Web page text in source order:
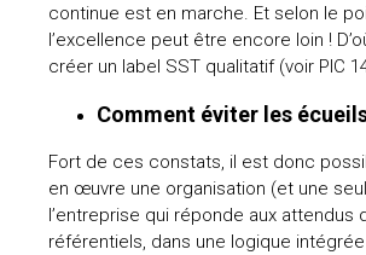
continue est en marche. Et selon le
l’excellence peut être encore loin !
créer un label SST qualitatif (voir PIC
Comment éviter les
Fort de ces constats, il est donc
en œuvre une organisation (et une
l’entreprise qui réponde aux attendus
référentiels, dans une logique